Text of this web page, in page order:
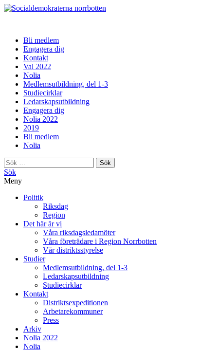
norrbotten
Bli medlem
Engagera dig
Kontakt
Val 2022
Nolia
Medlemsutbildning, del 1-3
Studiecirklar
Ledarskapsutbildning
Engagera dig
Nolia 2022
2019
Bli medlem
Nolia
Sök
efter:
Sök
Meny
Politik
Riksdag
Region
Det här är vi
Våra riksdagsledamöter
Våra företrädare i Region Norrbotten
Vår distriktsstyrelse
Studier
Medlemsutbildning, del 1-3
Ledarskapsutbildning
Studiecirklar
Kontakt
Distriktsexpeditionen
Arbetarekommuner
Press
Arkiv
Nolia 2022
Nolia